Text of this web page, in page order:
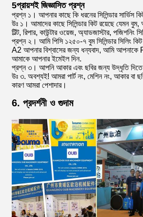
5প্রায়শই জিজ্ঞাসিত প্রশ্ন
প্রশ্ন ১। আপনার কাছে কি ধরনের সিলিন্ডার সার্ভিস
উঃ ১। আমাদের কাছে সিলিন্ডার কিট রয়েছে যেমন
টিল্ট, রিপার, কাউন্টার ওয়েজ, অ্যাডজাস্টার, পজিশনিং
প্রশ্ন ২। আমি পিসি ১২৫০-৭ বুম সিলিন্ডার সিলিং
A2 আপনার বিশ্বাসের জন্য ধন্যবাদ, আমি আপনাকে
আমাকে আপনার ইমেইল দিন.
প্রশ্ন ৩। আপনি আকার এবং ছবির জন্য উদ্ধৃতি দিতে
উঃ ৩. অবশ্যই! আমরা পার্ট নং, মেশিন নং, আকার বা
কারণ আমরা পেশাদার।
6. প্রদর্শনী ও গুদাম